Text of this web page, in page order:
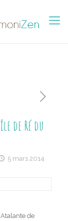
de Ré du
5 mars 2014
de